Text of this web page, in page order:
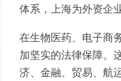
体系，上海为外资企
在生物医药、电子商
加坚实的法律保障。
济、金融、贸易、航